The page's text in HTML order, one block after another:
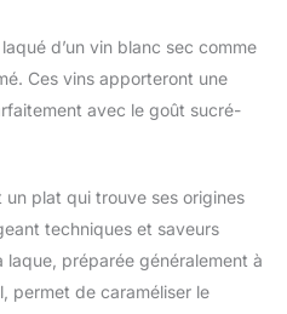
d’un vin blanc sec comme
Ces vins apporteront une
avec le goût sucré-
plat qui trouve ses origines
techniques et saveurs
préparée généralement à
permet de caraméliser le